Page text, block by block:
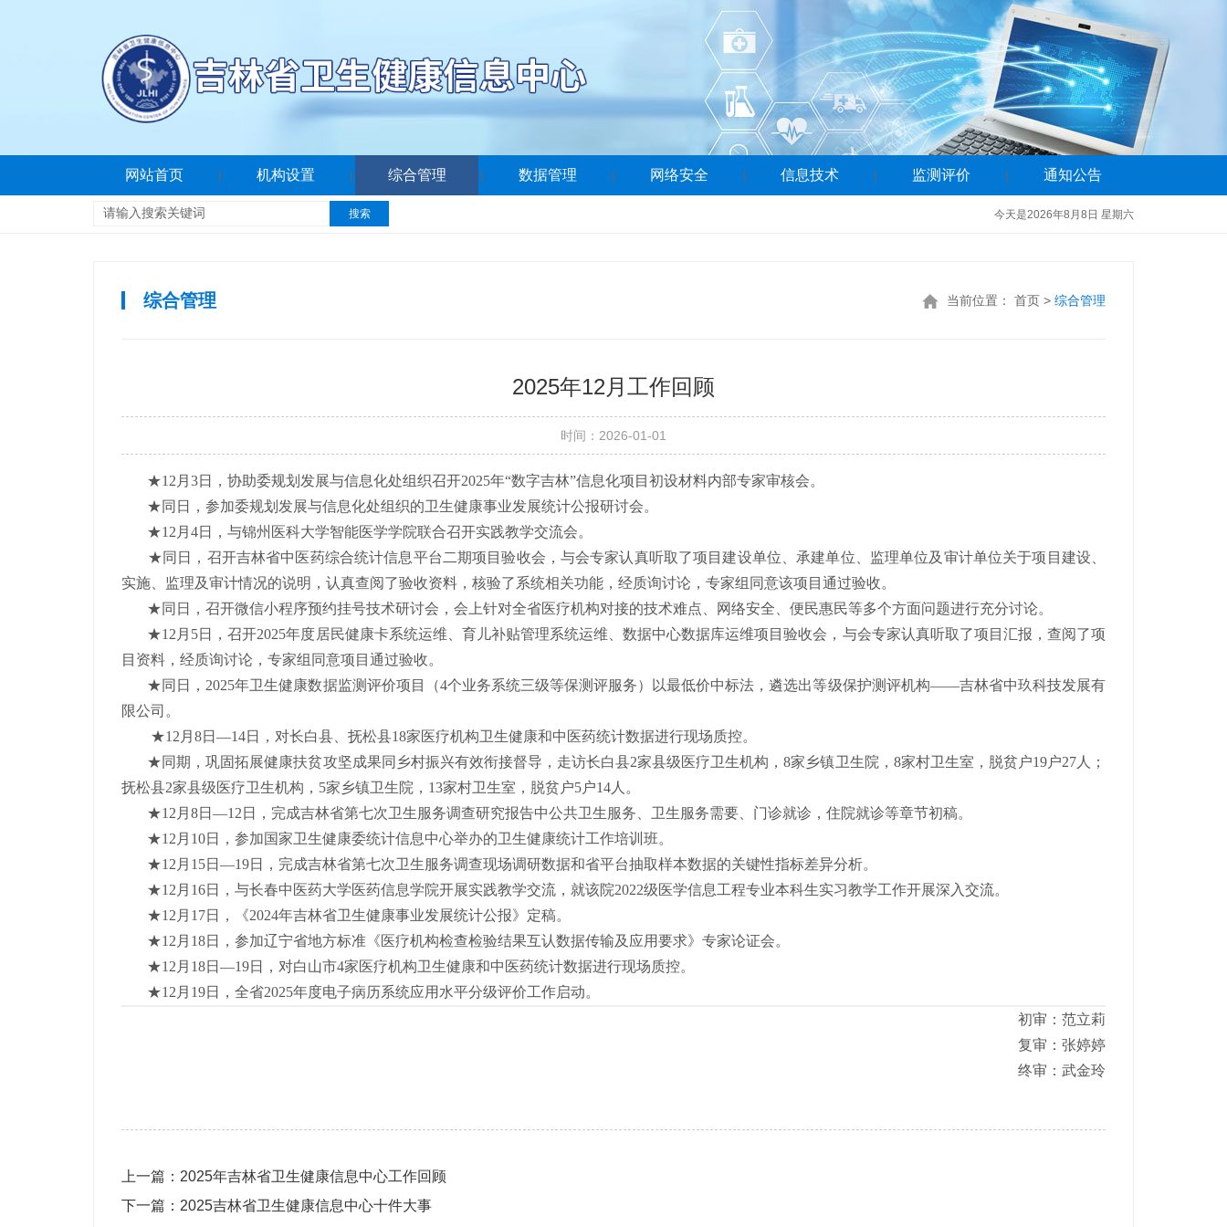
网站首页 | 机构设置 | 综合管理 | 数据管理 | 网络安全 | 信息技术 | 监测评价 | 通知公告
搜索 今天是2026年8月8日 星期六
当前位置： 首页 > 综合管理
综合管理
2025年12月工作回顾
时间：2026-01-01
★12月3日，协助委规划发展与信息化处组织召开2025年“数字吉林”信息化项目初设材料内部专家审核会。
★同日，参加委规划发展与信息化处组织的卫生健康事业发展统计公报研讨会。
★12月4日，与锦州医科大学智能医学学院联合召开实践教学交流会。
★同日，召开吉林省中医药综合统计信息平台二期项目验收会，与会专家认真听取了项目建设单位、承建单位、监理单位及审计单位关于项目建设、
实施、监理及审计情况的说明，认真查阅了验收资料，核验了系统相关功能，经质询讨论，专家组同意该项目通过验收。
★同日，召开微信小程序预约挂号技术研讨会，会上针对全省医疗机构对接的技术难点、网络安全、便民惠民等多个方面问题进行充分讨论。
★12月5日，召开2025年度居民健康卡系统运维、育儿补贴管理系统运维、数据中心数据库运维项目验收会，与会专家认真听取了项目汇报，查阅了项
目资料，经质询讨论，专家组同意项目通过验收。
★同日，2025年卫生健康数据监测评价项目（4个业务系统三级等保测评服务）以最低价中标法，遴选出等级保护测评机构——吉林省中玖科技发展有
限公司。
★12月8日—14日，对长白县、抚松县18家医疗机构卫生健康和中医药统计数据进行现场质控。
★同期，巩固拓展健康扶贫攻坚成果同乡村振兴有效衔接督导，走访长白县2家县级医疗卫生机构，8家乡镇卫生院，8家村卫生室，脱贫户19户27人；
抚松县2家县级医疗卫生机构，5家乡镇卫生院，13家村卫生室，脱贫户5户14人。
★12月8日—12日，完成吉林省第七次卫生服务调查研究报告中公共卫生服务、卫生服务需要、门诊就诊，住院就诊等章节初稿。
★12月10日，参加国家卫生健康委统计信息中心举办的卫生健康统计工作培训班。
★12月15日—19日，完成吉林省第七次卫生服务调查现场调研数据和省平台抽取样本数据的关键性指标差异分析。
★12月16日，与长春中医药大学医药信息学院开展实践教学交流，就该院2022级医学信息工程专业本科生实习教学工作开展深入交流。
★12月17日，《2024年吉林省卫生健康事业发展统计公报》定稿。
★12月18日，参加辽宁省地方标准《医疗机构检查检验结果互认数据传输及应用要求》专家论证会。
★12月18日—19日，对白山市4家医疗机构卫生健康和中医药统计数据进行现场质控。
★12月19日，全省2025年度电子病历系统应用水平分级评价工作启动。
初审：范立莉
复审：张婷婷
终审：武金玲
上一篇： 2025年吉林省卫生健康信息中心工作回顾
下一篇： 2025吉林省卫生健康信息中心十件大事